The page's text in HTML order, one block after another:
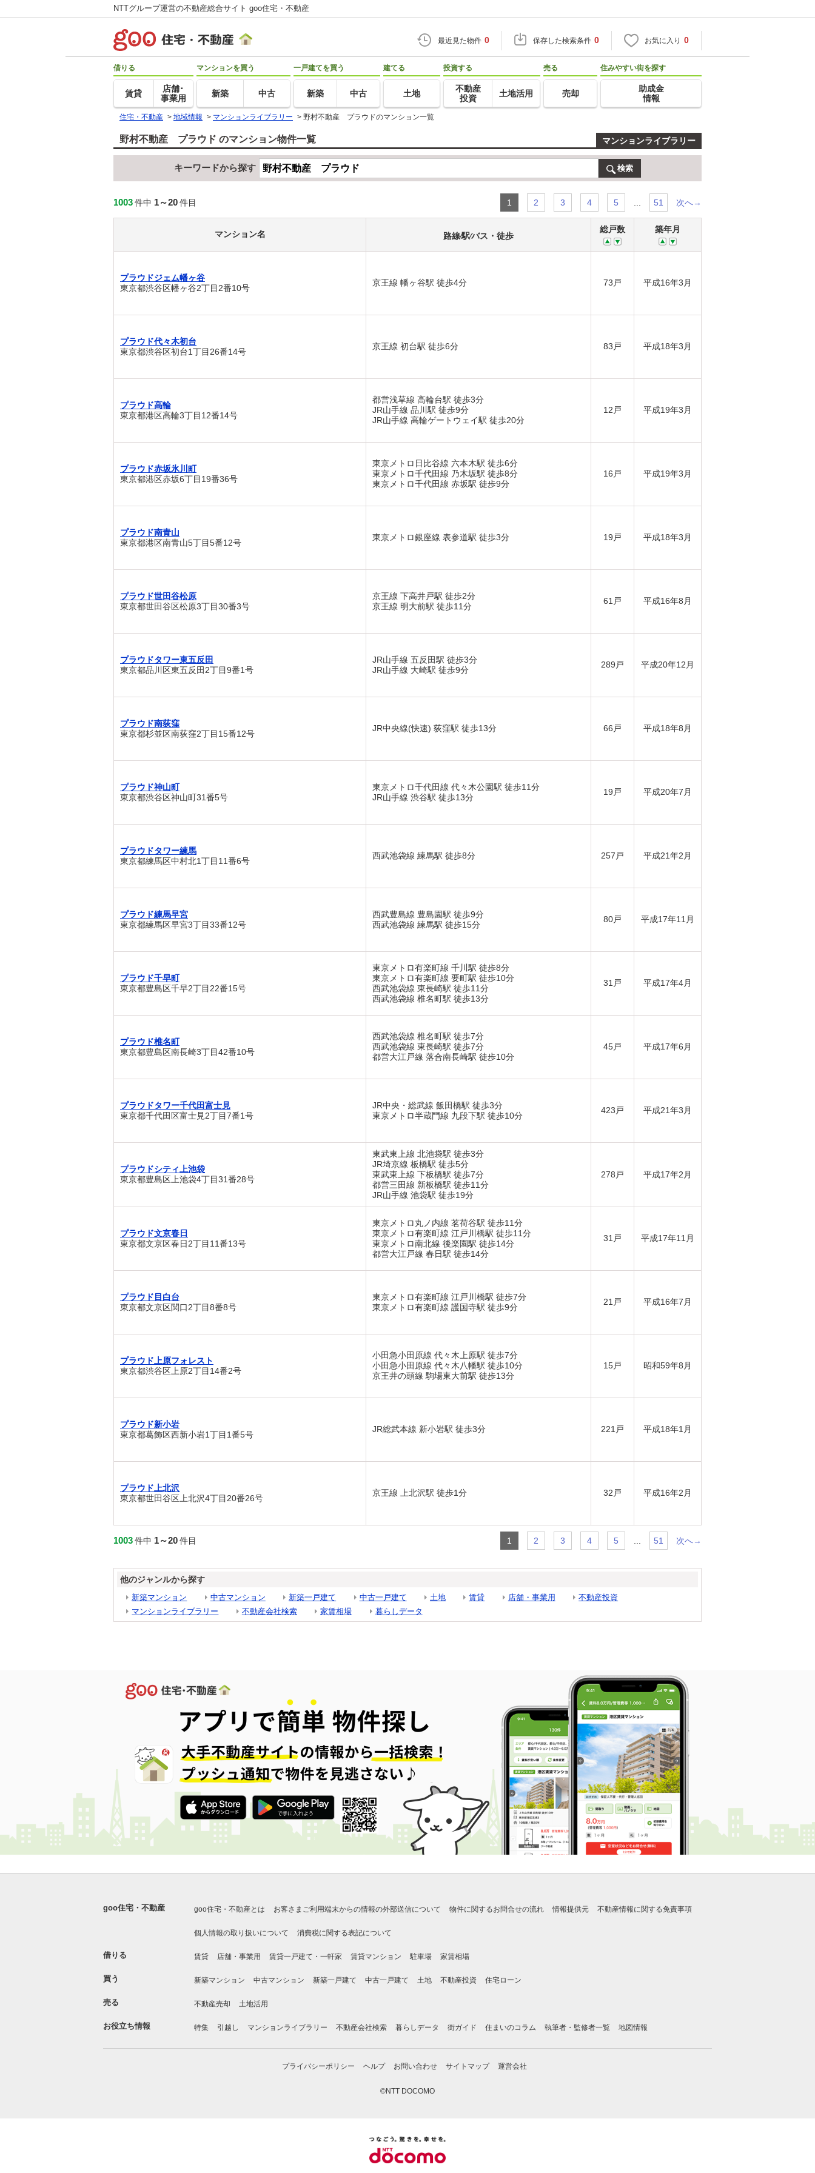
NTTグループ運営の不動産総合サイト goo住宅・不動産
最近見た物件 0 保存した検索条件 0 お気に入り 0
借りる
賃貸
店舗･
事業用
マンションを買う
新築 中古
一戸建てを買う
新築 中古
建てる
土地
投資する
不動産
投資
土地活用
売る
売却
住みやすい街を探す
助成金
情報
住宅・不動産 > 地域情報 > マンションライブラリー > 野村不動産 プラウドのマンション一覧
野村不動産 プラウド のマンション物件一覧 マンションライブラリー
キーワードから探す 検索
1003件中 1～20件目 1 2 3 4 5 51 次へ→
マンション名 路線⁄駅⁄バス・徒歩
総戸数 築年月
プラウドジェム幡ヶ谷
東京都渋谷区幡ヶ谷2丁目2番10号
京王線 幡ヶ谷駅 徒歩4分 73戸 平成16年3月
プラウド代々木初台
東京都渋谷区初台1丁目26番14号
京王線 初台駅 徒歩6分 83戸 平成18年3月
プラウド高輪
東京都港区高輪3丁目12番14号
都営浅草線 高輪台駅 徒歩3分
JR山手線 品川駅 徒歩9分
JR山手線 高輪ゲートウェイ駅 徒歩20分
12戸 平成19年3月
プラウド赤坂氷川町
東京都港区赤坂6丁目19番36号
東京メトロ日比谷線 六本木駅 徒歩6分
東京メトロ千代田線 乃木坂駅 徒歩8分
東京メトロ千代田線 赤坂駅 徒歩9分
16戸 平成19年3月
プラウド南青山
東京都港区南青山5丁目5番12号
東京メトロ銀座線 表参道駅 徒歩3分 19戸 平成18年3月
プラウド世田谷松原
東京都世田谷区松原3丁目30番3号
京王線 下高井戸駅 徒歩2分
京王線 明大前駅 徒歩11分
61戸 平成16年8月
プラウドタワー東五反田
東京都品川区東五反田2丁目9番1号
JR山手線 五反田駅 徒歩3分
JR山手線 大崎駅 徒歩9分
289戸 平成20年12月
プラウド南荻窪
東京都杉並区南荻窪2丁目15番12号
JR中央線(快速) 荻窪駅 徒歩13分 66戸 平成18年8月
プラウド神山町
東京都渋谷区神山町31番5号
東京メトロ千代田線 代々木公園駅 徒歩11分
JR山手線 渋谷駅 徒歩13分
19戸 平成20年7月
プラウドタワー練馬
東京都練馬区中村北1丁目11番6号
西武池袋線 練馬駅 徒歩8分 257戸 平成21年2月
プラウド練馬早宮
東京都練馬区早宮3丁目33番12号
西武豊島線 豊島園駅 徒歩9分
西武池袋線 練馬駅 徒歩15分
80戸 平成17年11月
プラウド千早町
東京都豊島区千早2丁目22番15号
東京メトロ有楽町線 千川駅 徒歩8分
東京メトロ有楽町線 要町駅 徒歩10分
西武池袋線 東長崎駅 徒歩11分
西武池袋線 椎名町駅 徒歩13分
31戸 平成17年4月
プラウド椎名町
東京都豊島区南長崎3丁目42番10号
西武池袋線 椎名町駅 徒歩7分
西武池袋線 東長崎駅 徒歩7分
都営大江戸線 落合南長崎駅 徒歩10分
45戸 平成17年6月
プラウドタワー千代田富士見
東京都千代田区富士見2丁目7番1号
JR中央・総武線 飯田橋駅 徒歩3分
東京メトロ半蔵門線 九段下駅 徒歩10分
423戸 平成21年3月
プラウドシティ上池袋
東京都豊島区上池袋4丁目31番28号
東武東上線 北池袋駅 徒歩3分
JR埼京線 板橋駅 徒歩5分
東武東上線 下板橋駅 徒歩7分
都営三田線 新板橋駅 徒歩11分
JR山手線 池袋駅 徒歩19分
278戸 平成17年2月
プラウド文京春日
東京都文京区春日2丁目11番13号
東京メトロ丸ノ内線 茗荷谷駅 徒歩11分
東京メトロ有楽町線 江戸川橋駅 徒歩11分
東京メトロ南北線 後楽園駅 徒歩14分
都営大江戸線 春日駅 徒歩14分
31戸 平成17年11月
プラウド目白台
東京都文京区関口2丁目8番8号
東京メトロ有楽町線 江戸川橋駅 徒歩7分
東京メトロ有楽町線 護国寺駅 徒歩9分
21戸 平成16年7月
プラウド上原フォレスト
東京都渋谷区上原2丁目14番2号
小田急小田原線 代々木上原駅 徒歩7分
小田急小田原線 代々木八幡駅 徒歩10分
京王井の頭線 駒場東大前駅 徒歩13分
15戸 昭和59年8月
プラウド新小岩
東京都葛飾区西新小岩1丁目1番5号
JR総武本線 新小岩駅 徒歩3分 221戸 平成18年1月
プラウド上北沢
東京都世田谷区上北沢4丁目20番26号
京王線 上北沢駅 徒歩1分 32戸 平成16年2月
1003件中 1～20件目 1 2 3 4 5 51 次へ→
他のジャンルから探す
新築マンション 中古マンション 新築一戸建て 中古一戸建て 土地 賃貸 店舗・事業用
不動産投資
マンションライブラリー
不動産会社検索 家賃相場 暮らしデータ
goo住宅・不動産 goo住宅・不動産とは お客さまご利用端末からの情報の外部送信について 物件に関するお問合せの流れ 情報提供元 不動産情報に関する免責事項
個人情報の取り扱いについて 消費税に関する表記について
借りる 賃貸 店舗・事業用 賃貸一戸建て・一軒家 賃貸マンション 駐車場 家賃相場
買う 新築マンション 中古マンション 新築一戸建て 中古一戸建て 土地 不動産投資 住宅ローン
売る 不動産売却 土地活用
お役立ち情報 特集 引越し マンションライブラリー 不動産会社検索 暮らしデータ 街ガイド 住まいのコラム 執筆者・監修者一覧 地図情報
プライバシーポリシー ヘルプ お問い合わせ サイトマップ 運営会社
©NTT DOCOMO